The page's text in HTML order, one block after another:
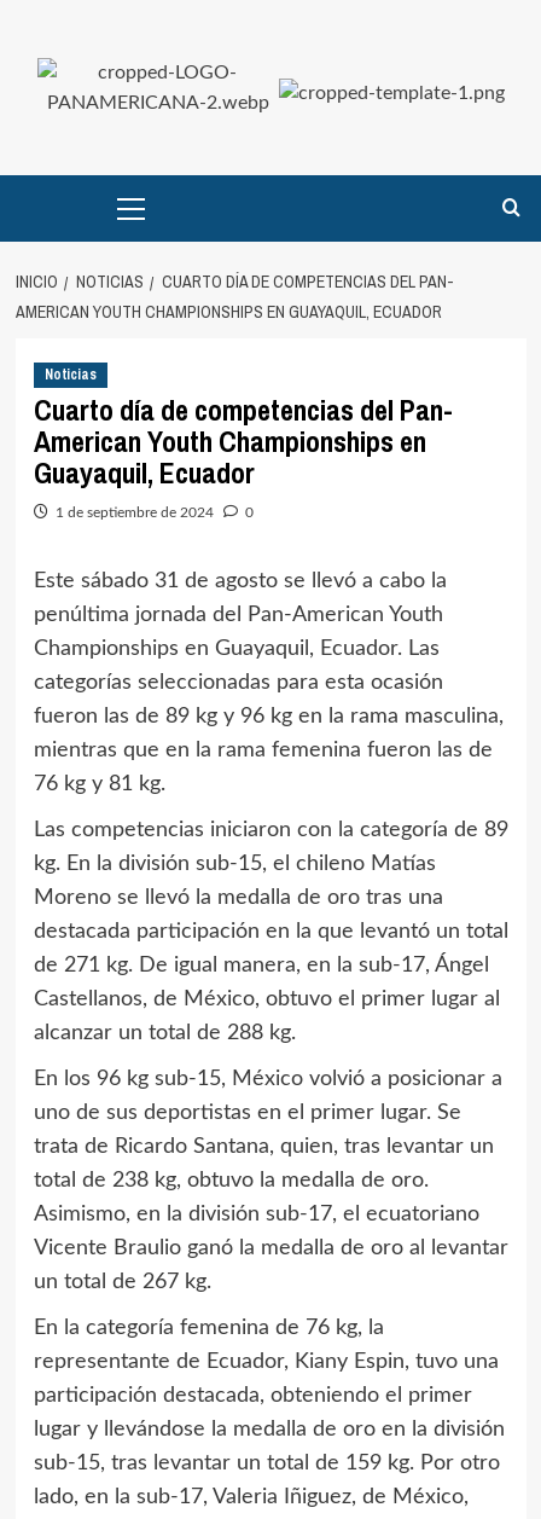
contenido
principal
INICIO NOTICIAS
CUARTO DÍA DE COMPETENCIAS DEL PAN-
AMERICAN YOUTH CHAMPIONSHIPS EN GUAYAQUIL, ECUADOR
Noticias
Cuarto día de competencias del Pan-
American Youth Championships en
Guayaquil, Ecuador
1 de septiembre de 2024 0
Este sábado 31 de agosto se llevó a cabo la
penúltima jornada del Pan-American Youth
Championships en Guayaquil, Ecuador. Las
categorías seleccionadas para esta ocasión
fueron las de 89 kg y 96 kg en la rama masculina,
mientras que en la rama femenina fueron las de
76 kg y 81 kg.
Las competencias iniciaron con la categoría de 89
kg. En la división sub-15, el chileno Matías
Moreno se llevó la medalla de oro tras una
destacada participación en la que levantó un total
de 271 kg. De igual manera, en la sub-17, Ángel
Castellanos, de México, obtuvo el primer lugar al
alcanzar un total de 288 kg.
En los 96 kg sub-15, México volvió a posicionar a
uno de sus deportistas en el primer lugar. Se
trata de Ricardo Santana, quien, tras levantar un
total de 238 kg, obtuvo la medalla de oro.
Asimismo, en la división sub-17, el ecuatoriano
Vicente Braulio ganó la medalla de oro al levantar
un total de 267 kg.
En la categoría femenina de 76 kg, la
representante de Ecuador, Kiany Espin, tuvo una
participación destacada, obteniendo el primer
lugar y llevándose la medalla de oro en la división
sub-15, tras levantar un total de 159 kg. Por otro
lado, en la sub-17, Valeria Iñiguez, de México,